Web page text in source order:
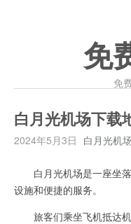
免
免
白月光机场下载
2024年5月3日 白月光机场
白月光机场是一座坐落
设施和便捷的服务。
旅客们乘坐飞机抵达机